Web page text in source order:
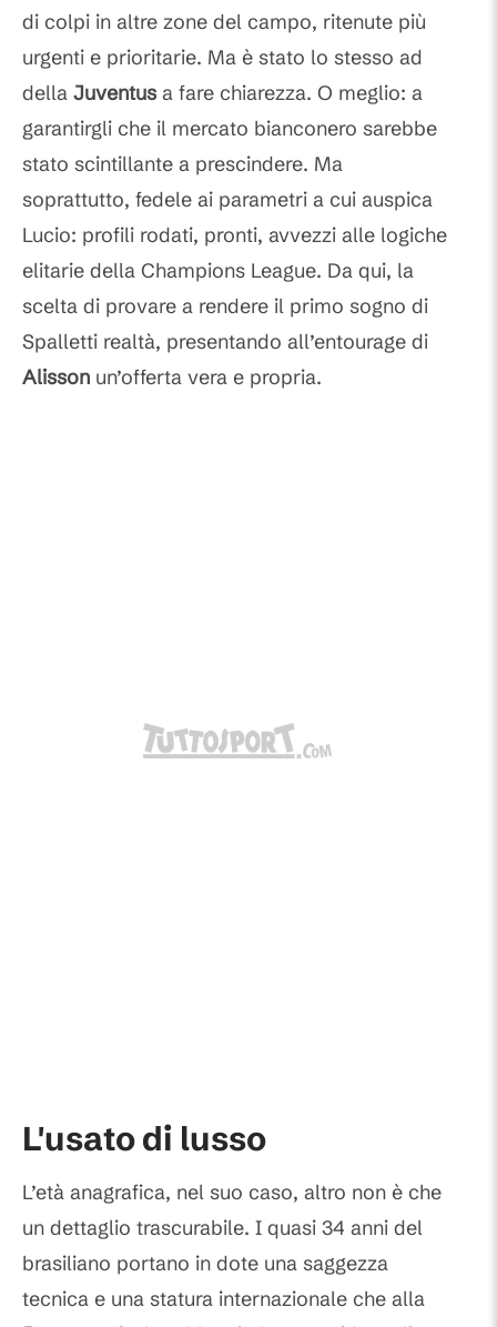
di colpi in altre zone del campo, ritenute più
urgenti e prioritarie. Ma è stato lo stesso ad
della Juventus a fare chiarezza. O meglio: a
garantirgli che il mercato bianconero sarebbe
stato scintillante a prescindere. Ma
soprattutto, fedele ai parametri a cui auspica
Lucio: profili rodati, pronti, avvezzi alle logiche
elitarie della Champions League. Da qui, la
scelta di provare a rendere il primo sogno di
Spalletti realtà, presentando all’entourage di
Alisson un’offerta vera e propria.
L'usato di lusso
L’età anagrafica, nel suo caso, altro non è che
un dettaglio trascurabile. I quasi 34 anni del
brasiliano portano in dote una saggezza
tecnica e una statura internazionale che alla